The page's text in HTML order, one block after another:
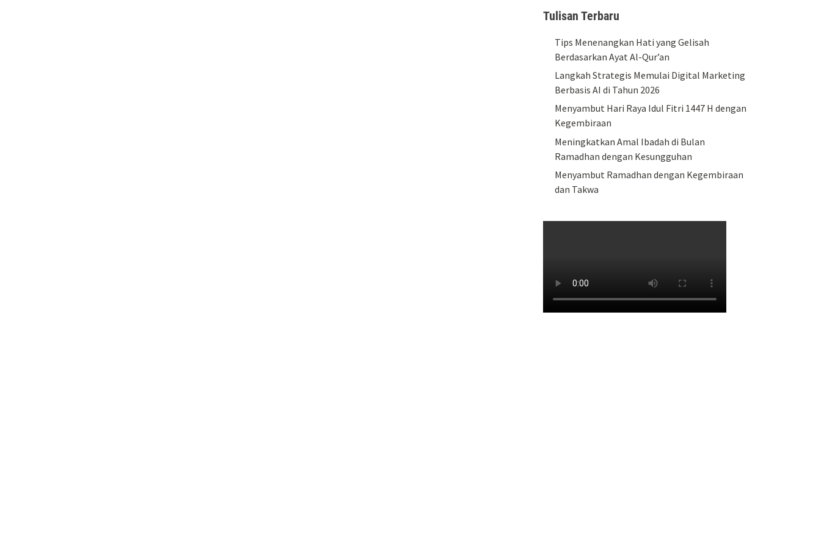
Tulisan Terbaru
Tips Menenangkan Hati yang Gelisah
Berdasarkan Ayat Al-Qur’an
Langkah Strategis Memulai Digital Marketing
Berbasis AI di Tahun 2026
Menyambut Hari Raya Idul Fitri 1447 H dengan
Kegembiraan
Meningkatkan Amal Ibadah di Bulan
Ramadhan dengan Kesungguhan
Menyambut Ramadhan dengan Kegembiraan
dan Takwa